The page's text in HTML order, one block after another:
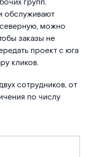
групп.
обслуживают
можно
заказы не
проект с юга
кликов.
сотрудников, от
по числу